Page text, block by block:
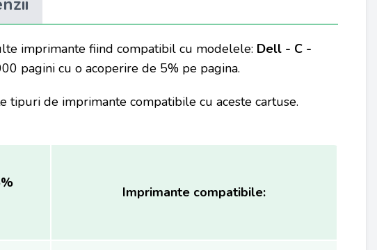
imprimante fiind compatibil cu modelele: Dell - C -
pagini cu o acoperire de 5% pe pagina.
tipuri de imprimante compatibile cu aceste cartuse.
Imprimante compatibile: